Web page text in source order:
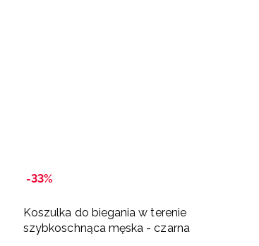
-33%
Koszulka do biegania w terenie
szybkoschnąca męska - czarna